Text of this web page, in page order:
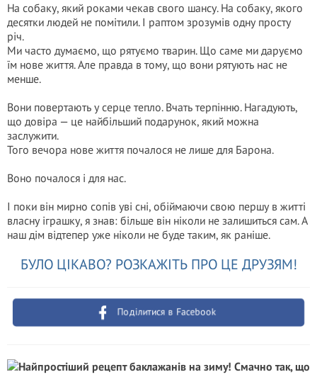
На собаку, який роками чекав свого шансу. На собаку, якого
десятки людей не помітили. І раптом зрозумів одну просту
річ.
Ми часто думаємо, що рятуємо тварин. Що саме ми даруємо
їм нове життя. Але правда в тому, що вони рятують нас не
менше.
Вони повертають у серце тепло. Вчать терпінню. Нагадують,
що довіра — це найбільший подарунок, який можна
заслужити.
Того вечора нове життя почалося не лише для Барона.
Воно почалося і для нас.
І поки він мирно сопів уві сні, обіймаючи свою першу в житті
власну іграшку, я знав: більше він ніколи не залишиться сам. А
наш дім відтепер уже ніколи не буде таким, як раніше.
БУЛО ЦІКАВО? РОЗКАЖІТЬ ПРО ЦЕ ДРУЗЯМ!
Поділитися в Facebook